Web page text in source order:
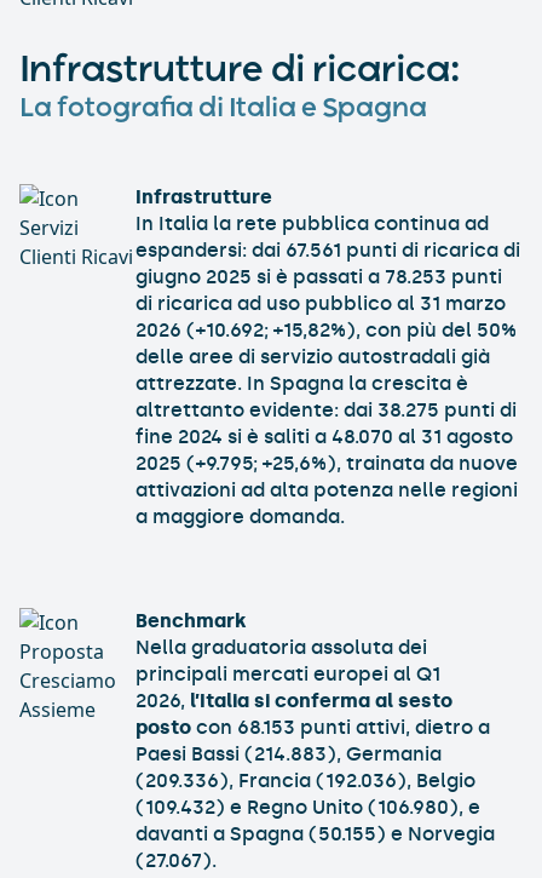
Infrastrutture di ricarica:
La fotografia di Italia e Spagna
Infrastrutture
In Italia la rete pubblica continua ad
espandersi: dai 67.561 punti di ricarica di
giugno 2025 si è passati a 78.253 punti
di ricarica ad uso pubblico al 31 marzo
2026 (+10.692; +15,82%), con più del 50%
delle aree di servizio autostradali già
attrezzate. In Spagna la crescita è
altrettanto evidente: dai 38.275 punti di
fine 2024 si è saliti a 48.070 al 31 agosto
2025 (+9.795; +25,6%), trainata da nuove
attivazioni ad alta potenza nelle regioni
a maggiore domanda.​
Benchmark
Nella graduatoria assoluta dei
principali mercati europei al Q1
2026, l’Italia si conferma al sesto
posto con 68.153 punti attivi, dietro a
Paesi Bassi (214.883), Germania
(209.336), Francia (192.036), Belgio
(109.432) e Regno Unito (106.980), e
davanti a Spagna (50.155) e Norvegia
(27.067).